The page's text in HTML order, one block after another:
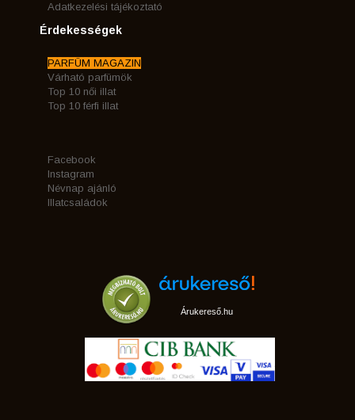
Adatkezelési tájékoztató
Érdekességek
PARFÜM MAGAZIN
Várható parfümök
Top 10 női illat
Top 10 férfi illat
Facebook
Instagram
Névnap ajánló
Illatcsaládok
Árukereső.hu